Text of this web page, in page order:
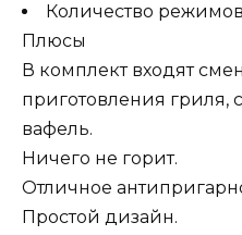
Количество режимов
Плюсы
В комплект входят
приготовления гриля,
вафель.
Ничего не горит.
Отличное
Простой дизайн.